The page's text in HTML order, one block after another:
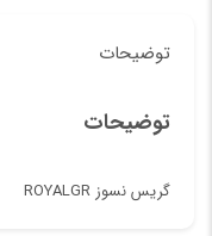
توضیحات
توضیحات
گریس نسوز ROYALGR